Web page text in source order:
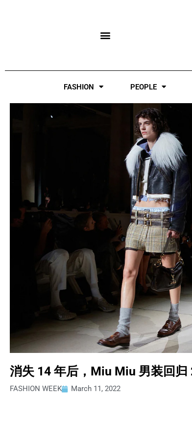
FASHION PEOPLE
消失 14 年后，Miu Miu 男装回归
FASHION WEEK March 11, 2022